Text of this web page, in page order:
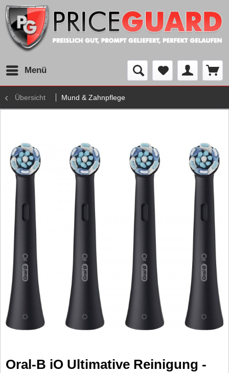
Menü
Übersicht Mund & Zahnpflege
Oral-B iO Ultimative Reinigung -